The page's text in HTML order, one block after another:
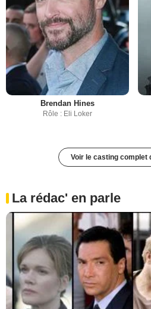
Brendan Hines
Rôle : Eli Loker
Voir le casting complet
La rédac' en parle